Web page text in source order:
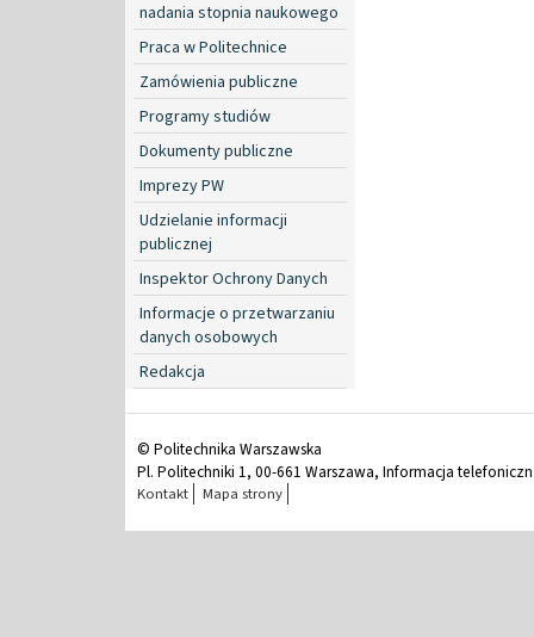
nadania stopnia naukowego
Praca w Politechnice
Zamówienia publiczne
Programy studiów
Dokumenty publiczne
Imprezy PW
Udzielanie informacji
publicznej
Inspektor Ochrony Danych
Informacje o przetwarzaniu
danych osobowych
Redakcja
© Politechnika Warszawska
Pl. Politechniki 1, 00-661 Warszawa, Informacja
Kontakt Mapa strony